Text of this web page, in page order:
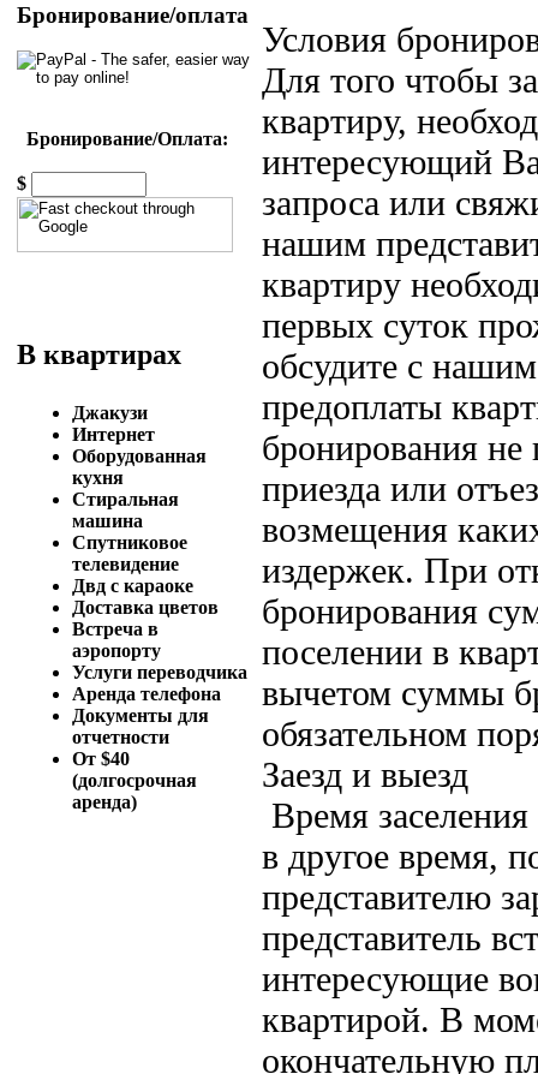
Бронирование/оплата
Бронирование/Оплата:
$
В квартирах
Джакузи
Интернет
Оборудованная
кухня
Стиральная
машина
Спутниковое
телевидение
Двд с караоке
Доставка цветов
Встреча в
аэропорту
Услуги переводчика
Аренда телефона
Документы для
отчетности
От $40
(долгосрочная
аренда)
Условия
Для того чтобы
квартиру,
интересующий
запроса или
нашим
квартиру
первых суток
обсудите с
предоплаты
бронирования не
приезда или
возмещения
издержек. При
бронирования
поселении в
вычетом суммы
обязательном
Заезд и выезд
Время
в другое время,
представителю
представитель
интересующие
квартирой. В
окончательную